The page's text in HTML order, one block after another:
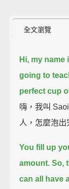
全文瀏覽
Hi, my name
going to
perfect cup
嗨，我叫
人，怎麼泡出
You fill up
amount. So,
can all have